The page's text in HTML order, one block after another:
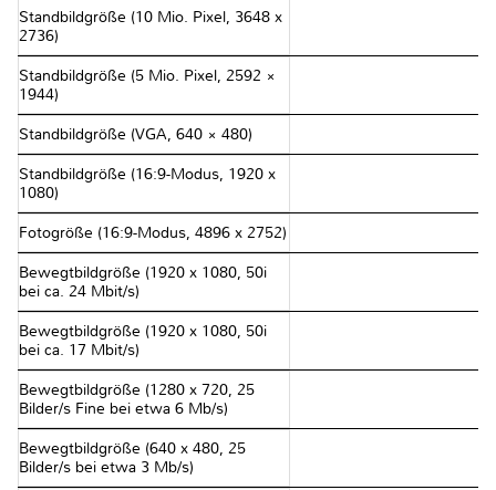
Standbildgröße (10 Mio. Pixel, 3648 x
2736)
Standbildgröße (5 Mio. Pixel, 2592 ×
1944)
Standbildgröße (VGA, 640 × 480)
Standbildgröße (16:9-Modus, 1920 x
1080)
Fotogröße (16:9-Modus, 4896 x 2752)
Bewegtbildgröße (1920 x 1080, 50i
bei ca. 24 Mbit/s)
Bewegtbildgröße (1920 x 1080, 50i
bei ca. 17 Mbit/s)
Bewegtbildgröße (1280 x 720, 25
Bilder/s Fine bei etwa 6 Mb/s)
Bewegtbildgröße (640 x 480, 25
Bilder/s bei etwa 3 Mb/s)